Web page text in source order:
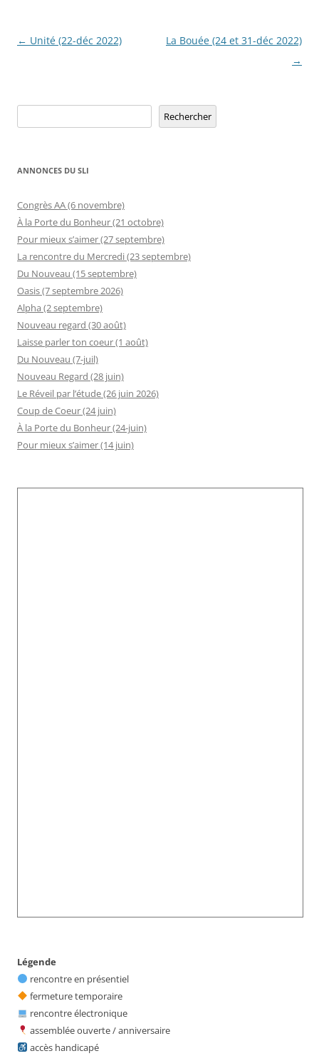
Navigation
← Unité (22-déc 2022)
La Bouée (24 et 31-déc 2022)
→
Rechercher
ANNONCES DU SLI
Congrès AA (6 novembre)
À la Porte du Bonheur (21 octobre)
Pour mieux s’aimer (27 septembre)
La rencontre du Mercredi (23 septembre)
Du Nouveau (15 septembre)
Oasis (7 septembre 2026)
Alpha (2 septembre)
Nouveau regard (30 août)
Laisse parler ton coeur (1 août)
Du Nouveau (7-juil)
Nouveau Regard (28 juin)
Le Réveil par l’étude (26 juin 2026)
Coup de Coeur (24 juin)
À la Porte du Bonheur (24-juin)
Pour mieux s’aimer (14 juin)
Légende
rencontre en présentiel
fermeture temporaire
rencontre électronique
assemblée ouverte / anniversaire
accès handicapé